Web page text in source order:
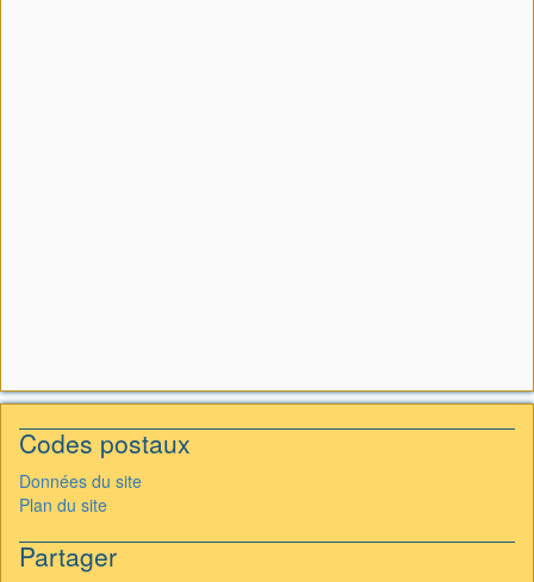
Codes postaux
Données du site
Plan du site
Partager